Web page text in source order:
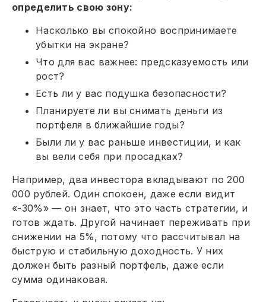
определить свою зону:
Насколько вы спокойно воспринимаете
убытки на экране?
Что для вас важнее: предсказуемость или
рост?
Есть ли у вас подушка безопасности?
Планируете ли вы снимать деньги из
портфеля в ближайшие годы?
Были ли у вас раньше инвестиции, и как
вы вели себя при просадках?
Например, два инвестора вкладывают по 200
000 рублей. Один спокоен, даже если видит
«-30%» — он знает, что это часть стратегии, и
готов ждать. Другой начинает переживать при
снижении на 5%, потому что рассчитывал на
быструю и стабильную доходность. У них
должен быть разный портфель, даже если
сумма одинаковая.